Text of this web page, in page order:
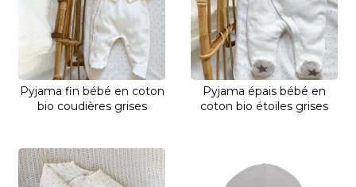
Pyjama fin bébé en coton
bio coudières grises
Pyjama épais bébé en
coton bio étoiles grises